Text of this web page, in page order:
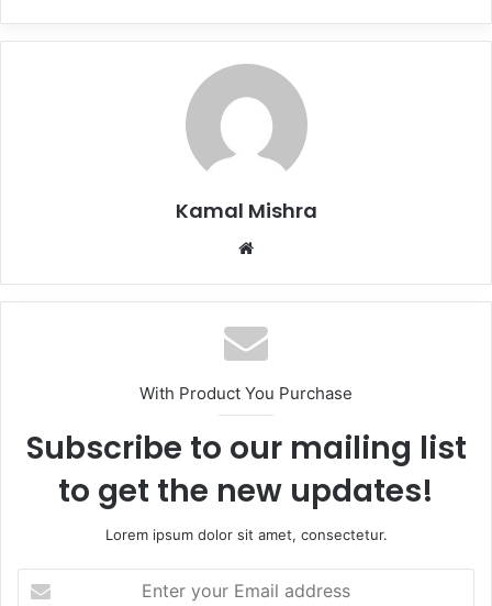
Kamal Mishra
Website
With Product You Purchase
Subscribe to our mailing list
to get the new updates!
Lorem ipsum dolor sit amet, consectetur.
your